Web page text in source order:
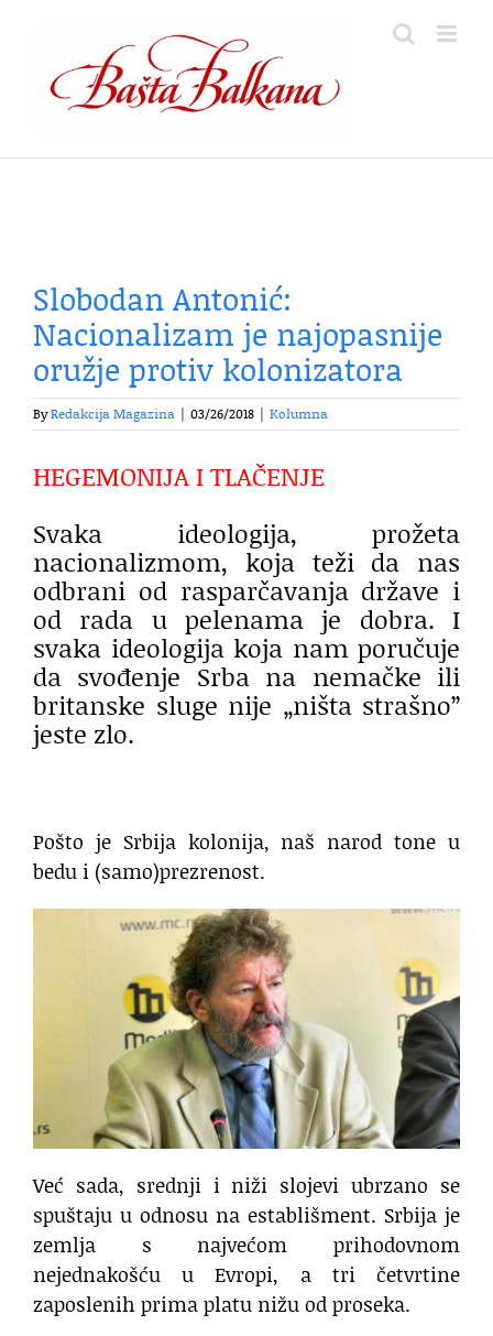
content
Slobodan Antonić:
Nacionalizam je najopasnije
oružje protiv kolonizatora
ByRedakcija Magazina 03/26/2018 Kolumna
HEGEMONIJA I TLAČENJE
Svaka ideologija, prožeta
nacionalizmom, koja teži da nas
odbrani od rasparčavanja države i
od rada u pelenama je dobra. I
svaka ideologija koja nam poručuje
da svođenje Srba na nemačke ili
britanske sluge nije „ništa strašno”
jeste zlo.
Pošto je Srbija kolonija, naš narod tone u
bedu i (samo)prezrenost.
Već sada, srednji i niži slojevi ubrzano se
spuštaju u odnosu na establišment. Srbija je
zemlja s najvećom prihodovnom
nejednakošću u Evropi, a tri četvrtine
zaposlenih prima platu nižu od proseka.